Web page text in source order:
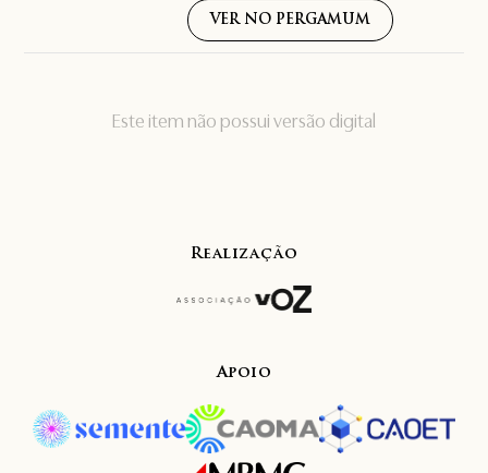
Este item não possui versão digital
VER NO PERGAMUM
Realização
Apoio